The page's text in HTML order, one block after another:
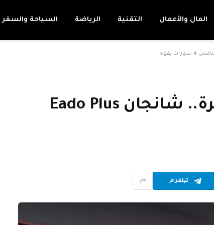
المال والأعمال التقنية الرياضة السياحة والسفر
بعد طرحها في مصر لأول مرة.. شانجان Eado Plus
تيلقرام